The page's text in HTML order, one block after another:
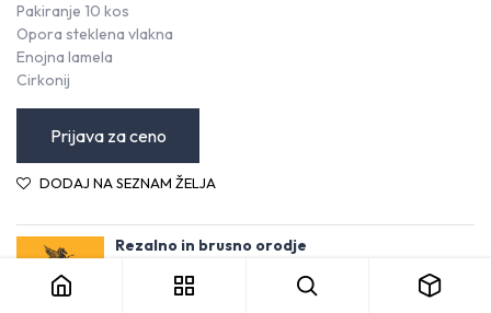
Pakiranje 10 kos
Opora steklena vlakna
Enojna lamela
Cirkonij
Prijava za ceno
DODAJ NA SEZNAM ŽELJA
Rezalno in brusno orodje